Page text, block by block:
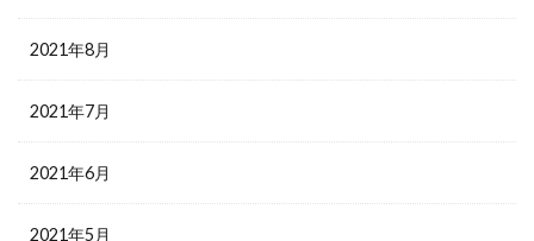
2021年8月
2021年7月
2021年6月
2021年5月